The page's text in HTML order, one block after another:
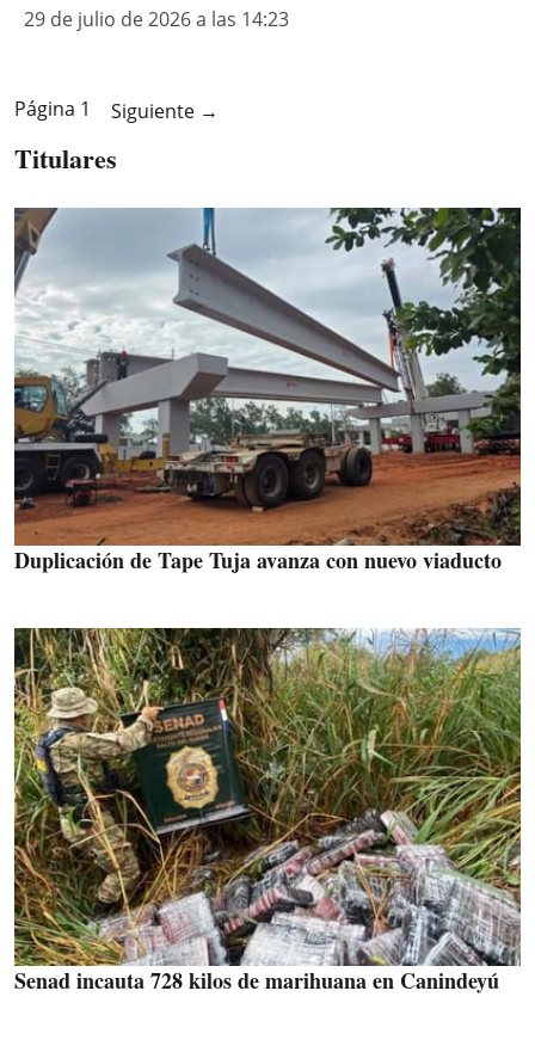
29 de julio de 2026 a las 14:23
Página 1 Siguiente →
Titulares
Duplicación de Tape Tuja avanza con nuevo viaducto
Senad incauta 728 kilos de marihuana en Canindeyú